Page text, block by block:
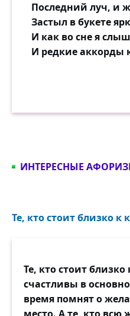
Последний луч, и
Застыл в букете
И как во сне я
И редкие аккорды
ИНТЕРЕСНЫЕ
Те, кто стоит близко
Те, кто стоит
счастливы в
время помнят о